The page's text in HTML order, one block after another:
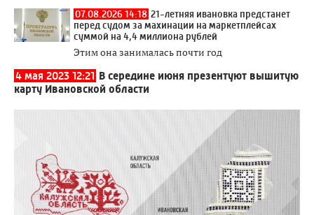
07.08.2026 14:18 21-летняя ивановка предстанет
перед судом за махинации на маркетплейсах
суммой на 4,4 миллиона рублей
Этим она занималась почти год
4 мая 2023 12:21 В середине июня презентуют вышитую
карту Ивановской области